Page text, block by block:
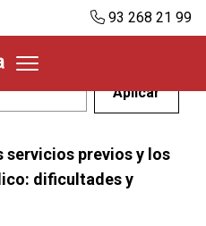
93 268 21 99
servicios previos y los
dificultades y